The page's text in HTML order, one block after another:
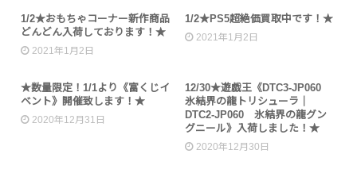
未分類
1/2★おもちゃコーナー新作商品
どんどん入荷しております！★
2021年1月2日
未分類
1/2★PS5超絶価買取中です！★
2021年1月2日
未分類
★数量限定！1/1より《富くじイ
ベント》開催致します！★
2020年12月31日
未分類
12/30★遊戯王《DTC3-JP060
氷結界の龍トリシューラ｜
DTC2-JP060 氷結界の龍グン
グニール》入荷しました！★
2020年12月30日